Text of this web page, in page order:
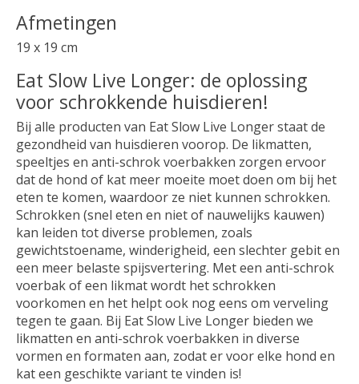
Afmetingen
19 x 19 cm
Eat Slow Live Longer: de oplossing
voor schrokkende huisdieren!
Bij alle producten van Eat Slow Live Longer staat de
gezondheid van huisdieren voorop. De likmatten,
speeltjes en anti-schrok voerbakken zorgen ervoor
dat de hond of kat meer moeite moet doen om bij het
eten te komen, waardoor ze niet kunnen schrokken.
Schrokken (snel eten en niet of nauwelijks kauwen)
kan leiden tot diverse problemen, zoals
gewichtstoename, winderigheid, een slechter gebit en
een meer belaste spijsvertering. Met een anti-schrok
voerbak of een likmat wordt het schrokken
voorkomen en het helpt ook nog eens om verveling
tegen te gaan. Bij Eat Slow Live Longer bieden we
likmatten en anti-schrok voerbakken in diverse
vormen en formaten aan, zodat er voor elke hond en
kat een geschikte variant te vinden is!